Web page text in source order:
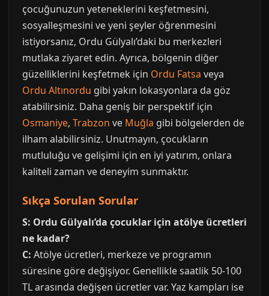
çocuğunuzun yeteneklerini keşfetmesini,
sosyalleşmesini ve yeni şeyler öğrenmesini
istiyorsanız, Ordu Gülyalı’daki bu merkezleri
mutlaka ziyaret edin. Ayrıca, bölgenin diğer
güzelliklerini keşfetmek için Ordu Fatsa veya
Ordu Altınordu gibi yakın lokasyonlara da göz
atabilirsiniz. Daha geniş bir perspektif için
Osmaniye, Trabzon ve Muğla gibi bölgelerden de
ilham alabilirsiniz. Unutmayın, çocukların
mutluluğu ve gelişimi için en iyi yatırım, onlara
kaliteli zaman ve deneyim sunmaktır.
Sıkça Sorulan Sorular
S: Ordu Gülyalı’da çocuklar için atölye ücretleri
ne kadar?
C: Atölye ücretleri, merkeze ve programın
süresine göre değişiyor. Genellikle saatlik 50-100
TL arasında değişen ücretler var. Yaz kampları ise